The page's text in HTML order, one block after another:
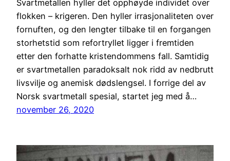
Svartmetallen hyller det opphøyde individet over
flokken – krigeren. Den hyller irrasjonaliteten over
fornuften, og den lengter tilbake til en forgangen
storhetstid som refortryllet ligger i fremtiden
etter den forhatte kristendommens fall. Samtidig
er svartmetallen paradoksalt nok ridd av nedbrutt
livsvilje og anemisk dødslengsel. I forrige del av
Norsk svartmetall spesial, startet jeg med å…
november 26, 2020